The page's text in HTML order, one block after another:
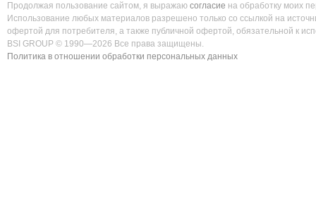
Продолжая пользование сайтом, я выражаю согласие на обработку моих
Использование любых материалов разрешено только со ссылкой на
офертой для потребителя, а также публичной офертой, обязательной к
BSI GROUP © 1990—2026 Все права защищены.
Политика в отношении обработки персональных данных